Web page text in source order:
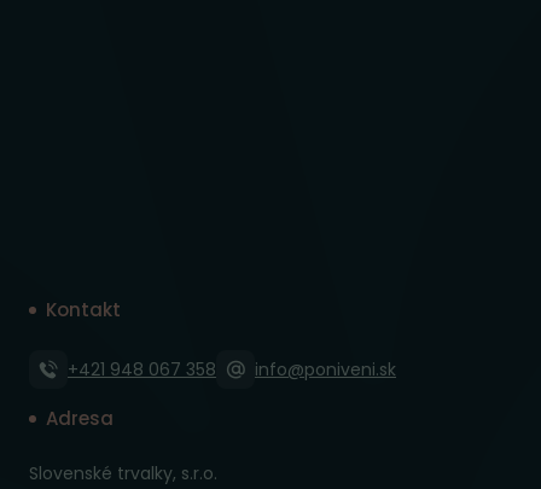
Kontakt
+421 948 067 358 info@poniveni.sk
Adresa
Slovenské trvalky, s.r.o.